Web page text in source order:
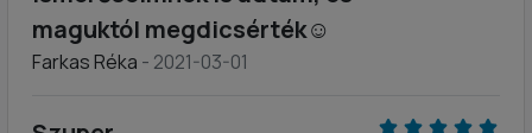
maguktól megdicsérték☺️
Farkas Réka - 2021-03-01